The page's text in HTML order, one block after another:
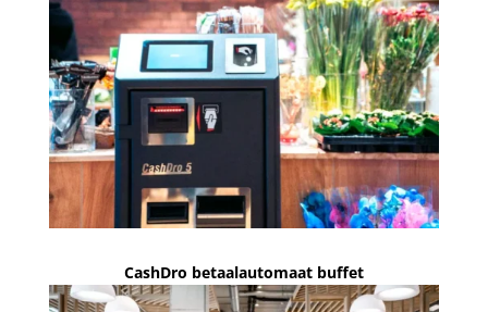
CashDro betaalautomaat buffet